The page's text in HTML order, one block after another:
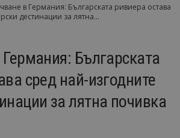
в Германия: Българската ривиера остава
дестинации за лятна...
Българската
сред най-изгодните
за лятна почивка